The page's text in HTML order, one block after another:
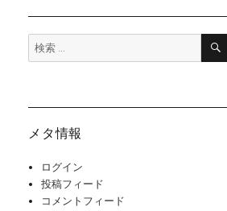
検
索:
メタ情報
ログイン
投稿フィード
コメントフィード